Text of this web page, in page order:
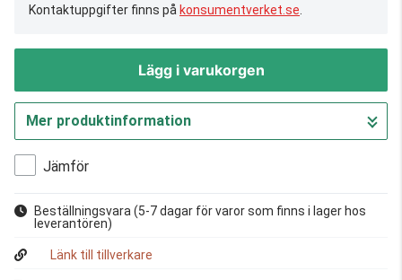
Kontaktuppgifter finns på konsumentverket.se
Lägg i varukorgen
Gå till kassan
Mer produktinformation
Jämför
Beställningsvara (5-7 dagar för varor som finns i lager hos
leverantören)
Länk till tillverkare